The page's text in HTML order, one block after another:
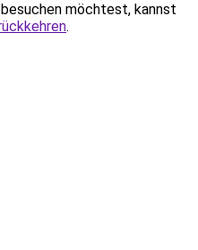
möchtest, kannst
.